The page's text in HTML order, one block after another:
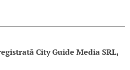
City Guide Media SRL,